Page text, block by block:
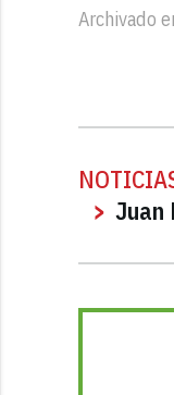
Archivado
Juan